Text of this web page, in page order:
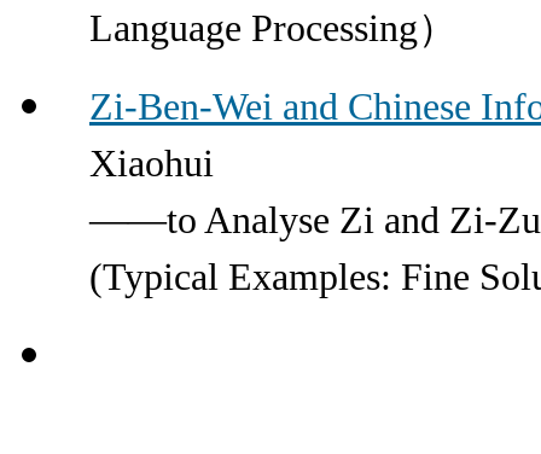
Language Processing）
Zi-Ben-Wei and Chinese
Xiaohui
——to Analyse Zi and Zi-Zu
(Typical Examples: Fine